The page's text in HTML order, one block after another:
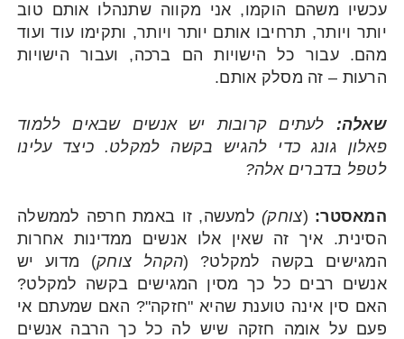
עכשיו משהם הוקמו, אני מקווה שתנהלו אותם טוב
יותר ויותר, תרחיבו אותם יותר ויותר, ותקימו עוד ועוד
מהם. עבור כל הישויות הם ברכה, ועבור הישויות
הרעות – זה מסלק אותם.
שאלה: לעתים קרובות יש אנשים שבאים ללמוד
פאלון גונג כדי להגיש בקשה למקלט. כיצד עלינו
לטפל בדברים אלה?
המאסטר: (צוחק)למעשה, זו באמת חרפה לממשלה
הסינית. איך זה שאין אלו אנשים ממדינות אחרות
המגישים בקשה למקלט? (הקהל צוחק) מדוע יש
אנשים רבים כל כך מסין המגישים בקשה למקלט?
האם סין אינה טוענת שהיא "חזקה"? האם שמעתם אי
פעם על אומה חזקה שיש לה כל כך הרבה אנשים